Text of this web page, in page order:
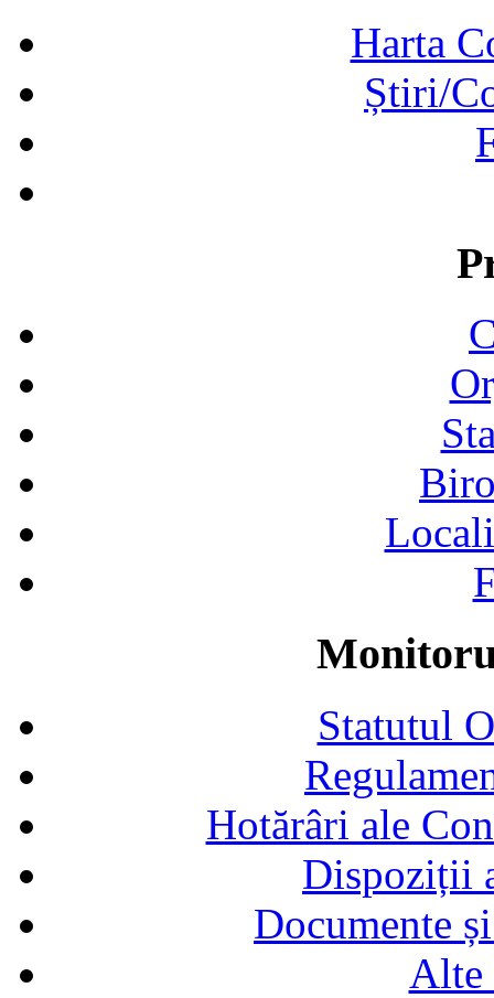
Harta
Știri/
Statutul
Hotărâri ale
Dispoziții
Documente
Alte